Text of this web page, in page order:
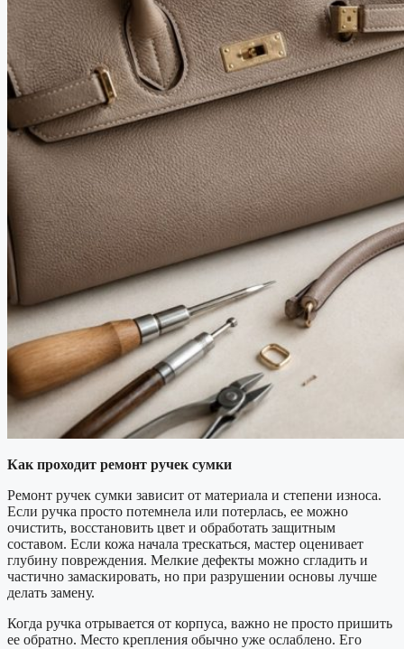
Как проходит ремонт ручек сумки
Ремонт ручек сумки зависит от материала и степени износа.
Если ручка просто потемнела или потерлась, ее можно
очистить, восстановить цвет и обработать защитным
составом. Если кожа начала трескаться, мастер оценивает
глубину повреждения. Мелкие дефекты можно сгладить и
частично замаскировать, но при разрушении основы лучше
делать замену.
Когда ручка отрывается от корпуса, важно не просто пришить
ее обратно. Место крепления обычно уже ослаблено. Его